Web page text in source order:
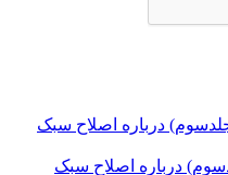
مامان شدم ! 3 (جلدسوم) درباره اصلاح سبک